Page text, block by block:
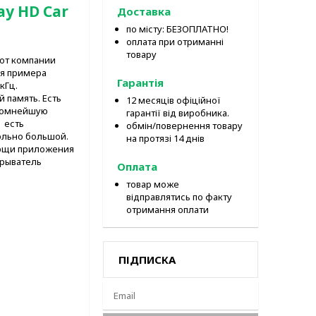
HD Car
компании
примера
память. Есть
большой.
приложения
Доставка
по місту: БЕЗОПЛАТНО!
оплата при отриманні
товару
Гарантія
12 месяців офіційної
гарантії від виробника.
обмін/повернення товару
на протязі 14 днів
Оплата
товар може
відправлятись по факту
отримання оплати
ПІДПИСКА